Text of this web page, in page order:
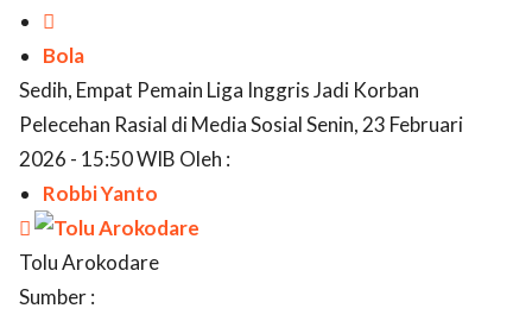

Bola
Sedih, Empat Pemain Liga Inggris Jadi Korban
Pelecehan Rasial di Media Sosial Senin, 23 Februari
2026 - 15:50 WIB Oleh :
Robbi Yanto

Tolu Arokodare
Sumber :